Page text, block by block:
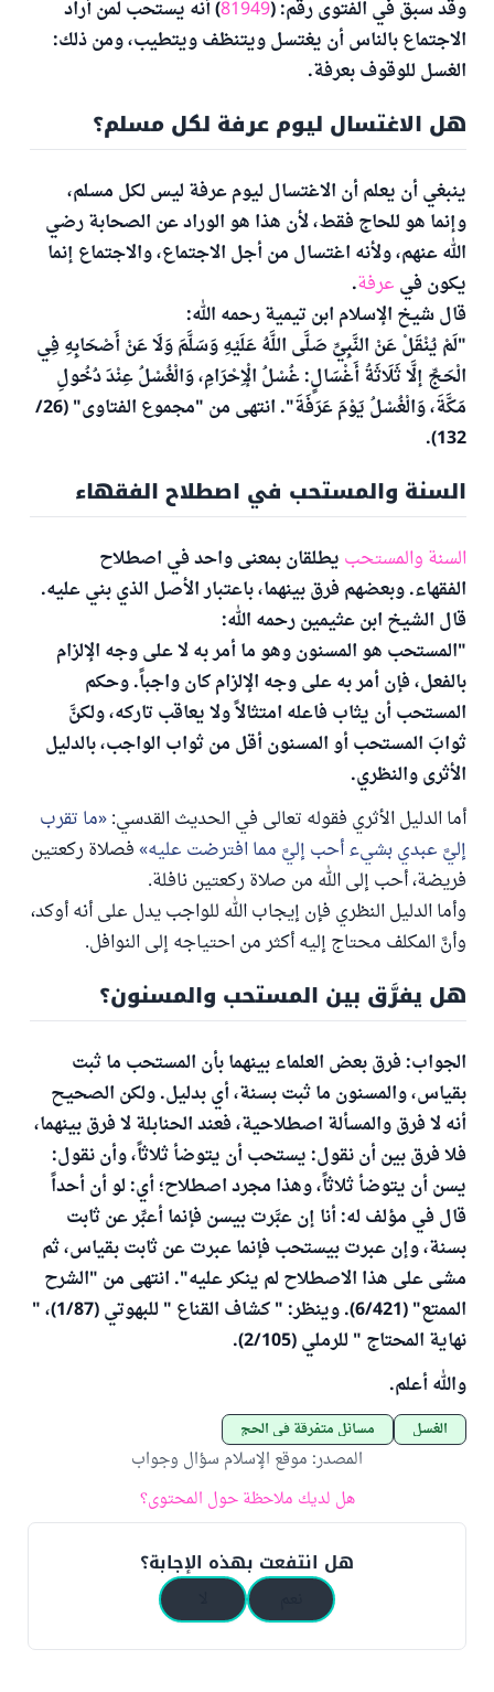
وقد سبق في الفتوى رقم: (81949) أنه يستحب لمن أراد
الاجتماع بالناس أن يغتسل ويتنظف ويتطيب، ومن ذلك:
الغسل للوقوف بعرفة.
هل الاغتسال ليوم عرفة لكل مسلم؟
ينبغي أن يعلم أن الاغتسال ليوم عرفة ليس لكل مسلم،
وإنما هو للحاج فقط، لأن هذا هو الوراد عن الصحابة رضي
الله عنهم، ولأنه اغتسال من أجل الاجتماع، والاجتماع إنما
يكون في عرفة.
قال شيخ الإسلام ابن تيمية رحمه الله:
"لَمْ يُنْقَلْ عَنْ النَّبِيِّ صَلَّى اللَّهُ عَلَيْهِ وَسَلَّمَ وَلَا عَنْ أَصْحَابِهِ فِي
الْحَجِّ إلَّا ثَلَاثَةُ أَغْسَالٍ: غُسْلُ الْإِحْرَامِ، وَالْغُسْلُ عِنْدَ دُخُولِ
مَكَّةَ، وَالْغُسْلُ يَوْمَ عَرَفَةَ". انتهى من "مجموع الفتاوى" (26/
132).
السنة والمستحب في اصطلاح الفقهاء
السنة والمستحب يطلقان بمعنى واحد في اصطلاح
الفقهاء. وبعضهم فرق بينهما، باعتبار الأصل الذي بني عليه.
قال الشيخ ابن عثيمين رحمه الله:
"المستحب هو المسنون وهو ما أمر به لا على وجه الإلزام
بالفعل، فإن أمر به على وجه الإلزام كان واجباً. وحكم
المستحب أن يثاب فاعله امتثالاً ولا يعاقب تاركه، ولكنَّ
ثوابَ المستحب أو المسنون أقل من ثواب الواجب، بالدليل
الأثرى والنظري.
أما الدليل الأثري فقوله تعالى في الحديث القدسي: ما تقرب
إليَّ عبدي بشيء أحب إليَّ مما افترضت عليه فصلاة ركعتين
فريضة، أحب إلى الله من صلاة ركعتين نافلة.
وأما الدليل النظري فإن إيجاب الله للواجب يدل على أنه أوكد،
وأنَّ المكلف محتاج إليه أكثر من احتياجه إلى النوافل.
هل يفرَّق بين المستحب والمسنون؟
الجواب: فرق بعض العلماء بينهما بأن المستحب ما ثبت
بقياس، والمسنون ما ثبت بسنة، أي بدليل. ولكن الصحيح
أنه لا فرق والمسألة اصطلاحية، فعند الحنابلة لا فرق بينهما،
فلا فرق بين أن نقول: يستحب أن يتوضأ ثلاثاً، وأن نقول:
يسن أن يتوضأ ثلاثاً، وهذا مجرد اصطلاح؛ أي: لو أن أحداً
قال في مؤلف له: أنا إن عبَّرت بيسن فإنما أعبِّر عن ثابت
بسنة، وإن عبرت بيستحب فإنما عبرت عن ثابت بقياس، ثم
مشى على هذا الاصطلاح لم ينكر عليه". انتهى من "الشرح
الممتع" (6/421). وينظر: " كشاف القناع " للبهوتي (1/87)، "
نهاية المحتاج " للرملي (2/105).
والله أعلم.
الغسل مسائل متفرقة في الحج
المصدر: موقع الإسلام سؤال وجواب
هل لديك ملاحظة حول المحتوى؟
هل انتفعت بهذه الإجابة؟